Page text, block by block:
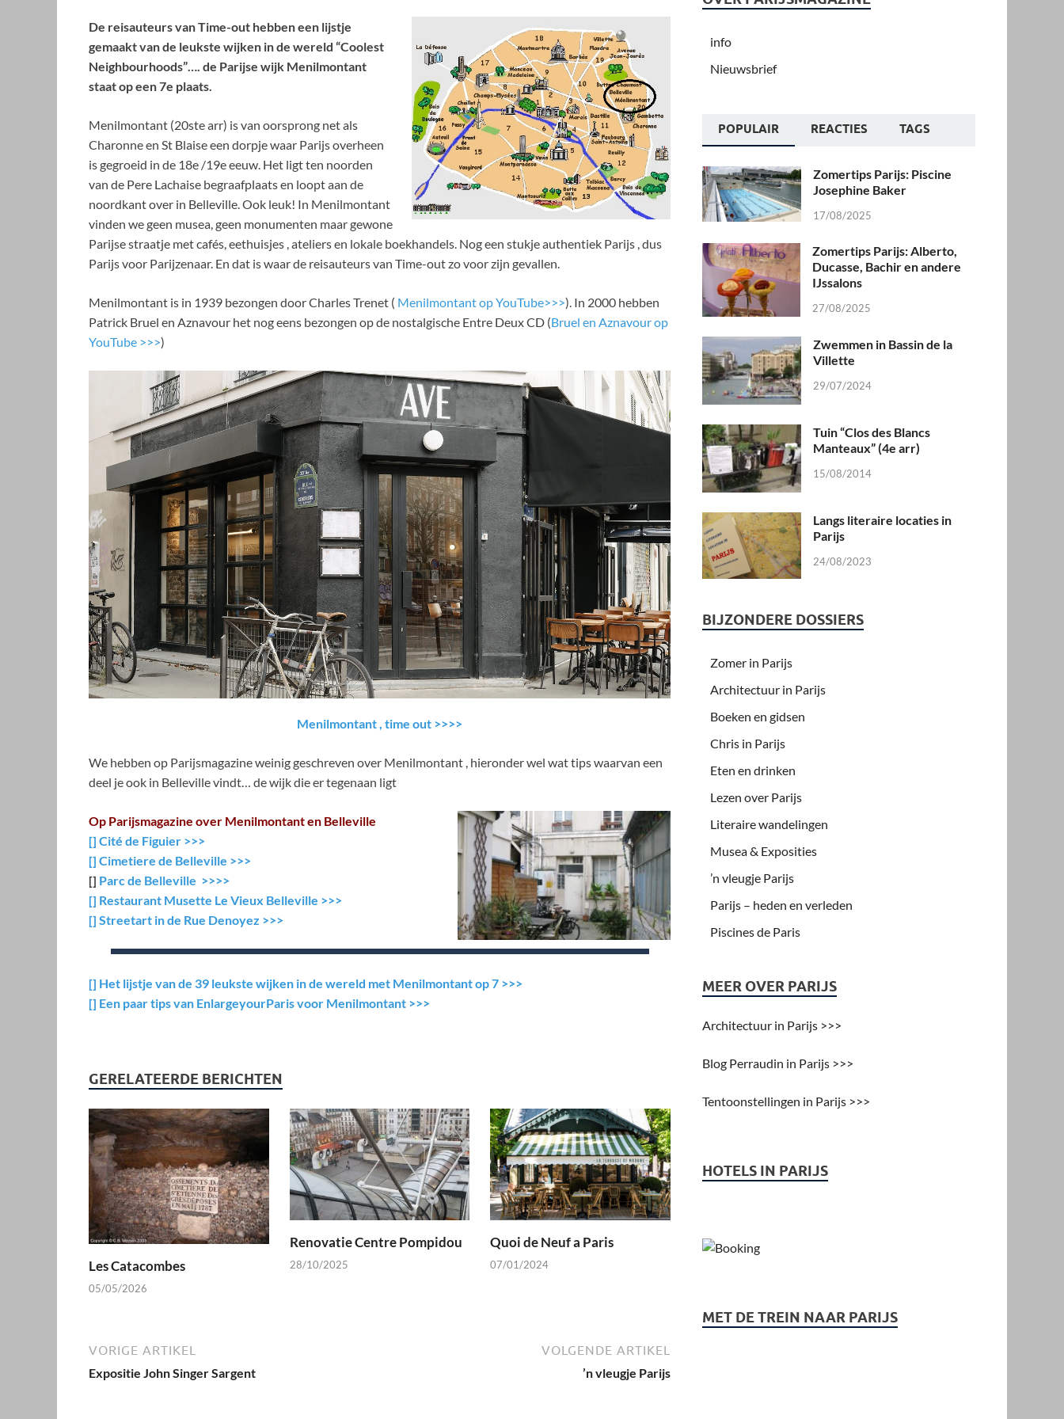
De reisauteurs van Time-out hebben een lijstje
gemaakt van de leukste wijken in de wereld “Coolest
Neighbourhoods”…. de Parijse wijk Menilmontant
staat op een 7e plaats.
Menilmontant (20ste arr) is van oorsprong net als
Charonne en St Blaise een dorpje waar Parijs overheen
is gegroeid in de 18e /19e eeuw. Het ligt ten noorden
van de Pere Lachaise begraafplaats en loopt aan de
noordkant over in Belleville. Ook leuk! In Menilmontant
vinden we geen musea, geen monumenten maar gewone
Parijse straatje met cafés, eethuisjes , ateliers en lokale boekhandels. Nog een stukje authentiek Parijs , dus
Parijs voor Parijzenaar. En dat is waar de reisauteurs van Time-out zo voor zijn gevallen.
Menilmontant is in 1939 bezongen door Charles Trenet ( Menilmontant op YouTube>>>). In 2000 hebben
Patrick Bruel en Aznavour het nog eens bezongen op de nostalgische Entre Deux CD (Bruel en Aznavour op
YouTube >>>)
Menilmontant , time out >>>>
We hebben op Parijsmagazine weinig geschreven over Menilmontant , hieronder wel wat tips waarvan een
deel je ook in Belleville vindt… de wijk die er tegenaan ligt
Op Parijsmagazine over Menilmontant en Belleville
[] Cité de Figuier >>>
[] Cimetiere de Belleville >>>
[] Parc de Belleville >>>>
[] Restaurant Musette Le Vieux Belleville >>>
[] Streetart in de Rue Denoyez >>>
[] Het lijstje van de 39 leukste wijken in de wereld met Menilmontant op 7 >>>
[] Een paar tips van EnlargeyourParis voor Menilmontant >>>
GERELATEERDE BERICHTEN
Les Catacombes
05/05/2026
Renovatie Centre Pompidou
28/10/2025
Quoi de Neuf a Paris
07/01/2024
VORIGE ARTIKEL
Expositie John Singer Sargent
VOLGENDE ARTIKEL
’n vleugje Parijs
info
Nieuwsbrief
POPULAIR REACTIES TAGS
Zomertips Parijs: Piscine
Josephine Baker
17/08/2025
Zomertips Parijs: Alberto,
Ducasse, Bachir en andere
IJssalons
27/08/2025
Zwemmen in Bassin de la
Villette
29/07/2024
Tuin “Clos des Blancs
Manteaux” (4e arr)
15/08/2014
Langs literaire locaties in
Parijs
24/08/2023
BIJZONDERE DOSSIERS
Zomer in Parijs
Architectuur in Parijs
Boeken en gidsen
Chris in Parijs
Eten en drinken
Lezen over Parijs
Literaire wandelingen
Musea & Exposities
’n vleugje Parijs
Parijs – heden en verleden
Piscines de Paris
MEER OVER PARIJS
Architectuur in Parijs >>>
Blog Perraudin in Parijs >>>
Tentoonstellingen in Parijs >>>
HOTELS IN PARIJS
MET DE TREIN NAAR PARIJS